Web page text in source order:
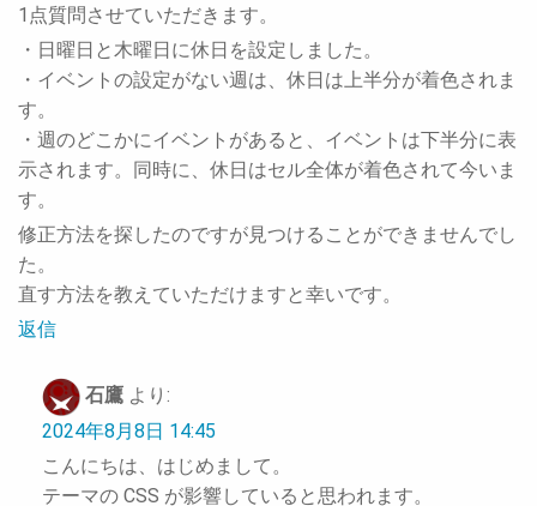
1点質問させていただきます。
・日曜日と木曜日に休日を設定しました。
・イベントの設定がない週は、休日は上半分が着色されま
す。
・週のどこかにイベントがあると、イベントは下半分に表
示されます。同時に、休日はセル全体が着色されて今いま
す。
修正方法を探したのですが見つけることができませんでし
た。
直す方法を教えていただけますと幸いです。
返信
石鷹 より:
2024年8月8日 14:45
こんにちは、はじめまして。
テーマの CSS が影響していると思われます。